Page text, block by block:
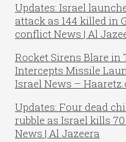
Updates: Israel
attack as 144 killed in
conflict News | Al
Rocket Sirens Blare in
Intercepts Missile
Israel News –
Updates: Four dead
rubble as Israel kills
News | Al Jazeera